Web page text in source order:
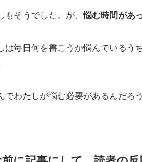
もそうでした。が、悩む時間があ
は毎日何を書こうか悩んでいるう
でわたしが悩む必要があるんだ